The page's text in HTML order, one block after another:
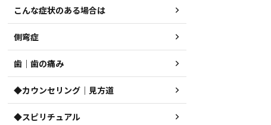
こんな症状のある場合は
側弯症
歯｜歯の痛み
◆カウンセリング｜見方道
◆スピリチュアル